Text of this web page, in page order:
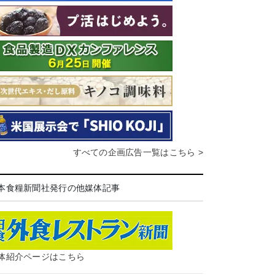
すべての企画広告一覧はこちら >
食糧新聞社発行の他媒体記事
紹介ページはこちら